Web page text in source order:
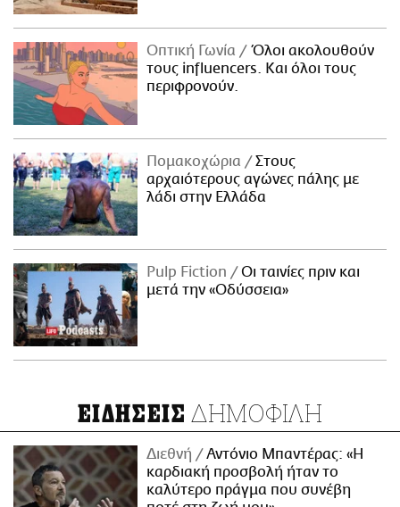
Οπτική Γωνία
Όλοι ακολουθούν
τους influencers. Και όλοι τους
περιφρονούν.
Πομακοχώρια
Στους
αρχαιότερους αγώνες πάλης με
λάδι στην Ελλάδα
Pulp Fiction
Οι ταινίες πριν και
μετά την «Οδύσσεια»
ΕΙΔΗΣΕΙΣ ΔΗΜΟΦΙΛΗ
Διεθνή
Αντόνιο Μπαντέρας: «Η
καρδιακή προσβολή ήταν το
καλύτερο πράγμα που συνέβη